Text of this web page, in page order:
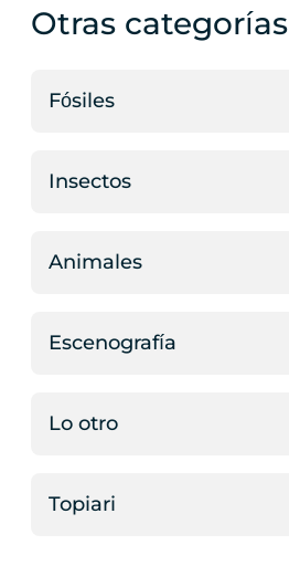
Otras categorías
Fósiles
Insectos
Animales
Escenografía
Lo otro
Topiari